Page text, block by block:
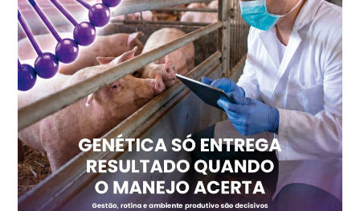
Recife (PE)
R$ 157,72
cx